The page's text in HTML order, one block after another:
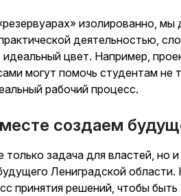
изолированно,
деятельностью,
цвет. Например,
могут помочь студентам не
рабочий процесс.
создаем
задача для властей, но
Лениградской
принятия решений, чтобы